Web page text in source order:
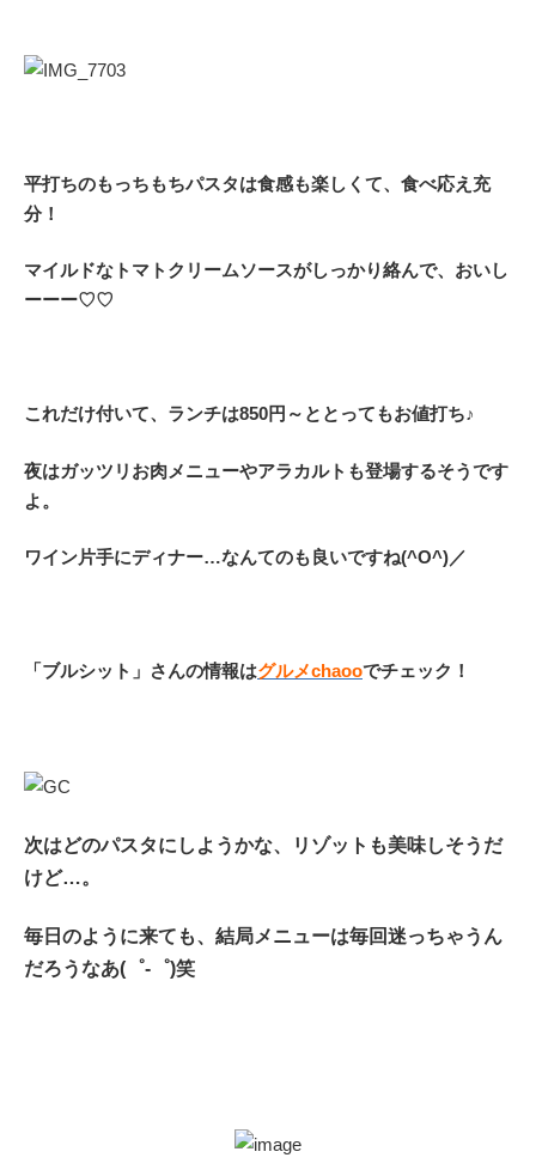
平打ちのもっちもちパスタは食感も楽しくて、食べ応え充
分！
マイルドなトマトクリームソースがしっかり絡んで、おいし
ーーー♡♡
これだけ付いて、ランチは850円～ととってもお値打ち♪
夜はガッツリお肉メニューやアラカルトも登場するそうです
よ。
ワイン片手にディナー…なんてのも良いですね(^O^)／
「ブルシット」さんの情報はグルメchaooでチェック！
次はどのパスタにしようかな、リゾットも美味しそうだ
けど…。
毎日のように来ても、結局メニューは毎回迷っちゃうん
だろうなあ(゜-゜)笑